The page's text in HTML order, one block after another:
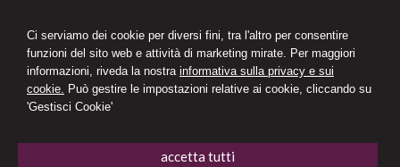
Ci serviamo dei cookie per diversi fini, tra l'altro per consentire
funzioni del sito web e attività di marketing mirate. Per maggiori
informazioni, riveda la nostra informativa sulla privacy e sui
cookie. Può gestire le impostazioni relative ai cookie, cliccando su
'Gestisci Cookie'
accetta tutti